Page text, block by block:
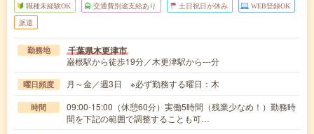
職種未経験OK 交通費別途支給あり 土日祝日が休み WEB登録OK
派遣
勤務地 千葉県木更津市
巌根駅から徒歩19分／木更津駅から---分
曜日頻度 月～金／週3日 ※必ず勤務する曜日：木
時間
09:00-15:00（休憩60分）実働5時間（残業少なめ！）勤務時
間を下記の範囲で調整することも可…